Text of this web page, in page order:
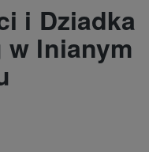
i Dziadka
w lnianym